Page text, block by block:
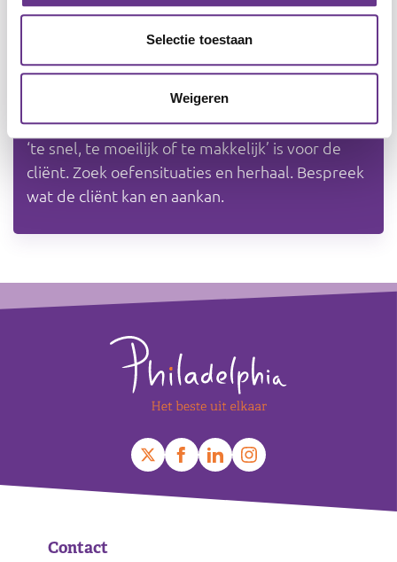
Selectie toestaan
Weigeren
eerdere thema’s die je kan inzetten.
Bijvoorbeeld: voor herhaling of verdieping.
Hoe past de cliënt het toe?
Rapporteer aan welk doel je gaat werken. Schrijf
al je bevindingen op en evalueer. Stel bij als het
‘te snel, te moeilijk of te makkelijk’ is voor de
cliënt. Zoek oefensituaties en herhaal. Bespreek
wat de cliënt kan en aankan.
Contact